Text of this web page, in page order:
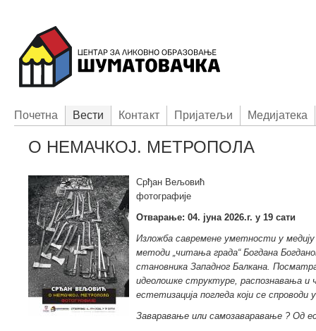
Пoчетна Вести Контакт Приjатељи Медијатека
О НЕМАЧКОЈ. МЕТРОПОЛА
Срђан Вељовић
фотографије
Отварање: 04. јуна 2026.г. у 19 сати
Изложба савремене уметности у
методи „читања града“ Богдана
становника Западног Балкана.
идеолошке структуре, распознавања и
естетизација погледа који се спроводи
Заваравање или самозаваравање ? Од